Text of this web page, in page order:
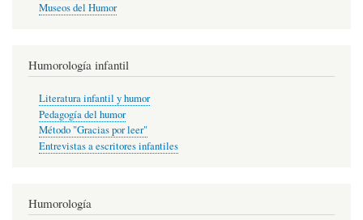
Museos del Humor
Humorología infantil
Literatura infantil y humor
Pedagogía del humor
Método "Gracias por leer"
Entrevistas a escritores infantiles
Humorología